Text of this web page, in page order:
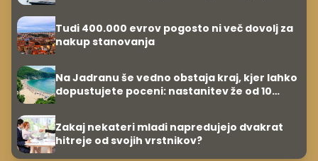
Tudi 400.000 evrov pogosto ni več dovolj za
nakup stanovanja
Na Jadranu še vedno obstaja kraj, kjer lahko
dopustujete poceni: nastanitev že od 10
Zakaj nekateri mladi napredujejo dvakrat
hitreje od svojih vrstnikov?